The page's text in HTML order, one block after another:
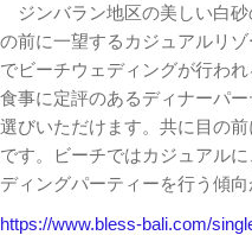
ジンバラン地区の美しい白砂
の前に一望するカジュアルリ
でビーチウェディングが行わ
食事に定評のあるディナーパ
選びいただけます。共に目の
です。ビーチではカジュアル
ディングパーティーを行う傾向
https://www.bless-bali.com/